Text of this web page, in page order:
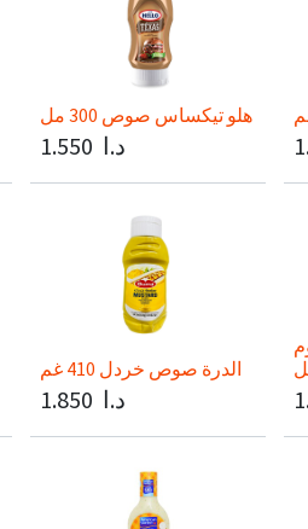
هلو تيكساس صوص 300 مل
1.550 د.ا
الدرة صوص خردل 410 غم
1.850 د.ا